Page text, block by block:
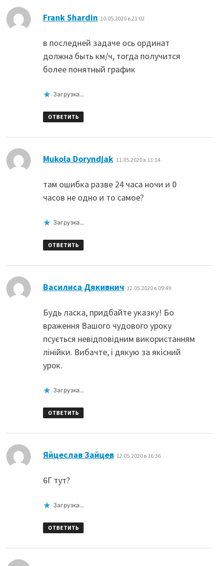
Frank Shardin 10.05.2020 в 21:02
в последней задаче ось ординат
должна быть км/ч, тогда получится
более понятный график
Загрузка...
ОТВЕТИТЬ
Mukola Doryndjak: 11.05.2020 в 13:14
там ошибка разве 24 часа ночи и 0
часов не одно и то самое?
Загрузка...
ОТВЕТИТЬ
Василиса Дякивнич 12.05.2020 в 09:49
Будь ласка, придбайте указку! Бо
враження Вашого чудового уроку
псується невідповідним використанням
лінійки. Вибачте, і дякую за якісний
урок.
Загрузка...
ОТВЕТИТЬ
Яйцеслав Зайцев: 12.05.2020 в 16:36
6Г тут?
Загрузка...
ОТВЕТИТЬ